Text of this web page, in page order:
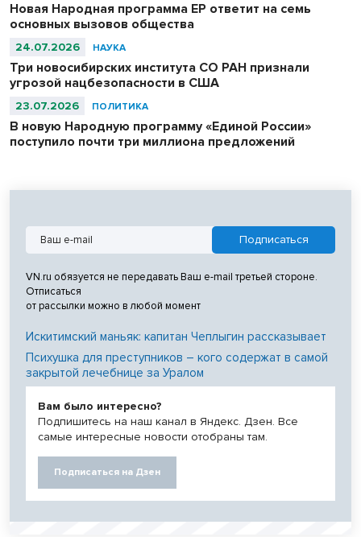
Новая Народная программа ЕР ответит на семь
основных вызовов общества
24.07.2026 НАУКА
Три новосибирских института СО РАН признали
угрозой нацбезопасности в США
23.07.2026 ПОЛИТИКА
В новую Народную программу «Единой России»
поступило почти три миллиона предложений
VN.ru обязуется не передавать Ваш e-mail третьей стороне.
Отписаться
от рассылки можно в любой момент
Искитимский маньяк: капитан Чеплыгин рассказывает
Психушка для преступников – кого содержат в самой
закрытой лечебнице за Уралом
Вам было интересно?
Подпишитесь на наш канал в Яндекс. Дзен. Все
самые интересные новости отобраны там.
Подписаться на Дзен